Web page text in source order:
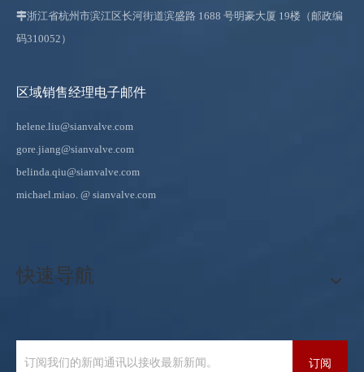
浙江省杭州市滨江区长河街道滨盛路 1688 号明豪大厦 19楼（邮政编
码310052）
区域销售经理电子邮件
helene.liu@sianvalve.com
gore.jiang@sianvalve.com
belinda.qiu@sianvalve.com
michael.miao. @ sianvalve.com
快速导航
订阅